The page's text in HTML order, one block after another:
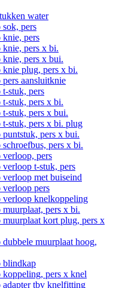
water
sok, pers
knie, pers
knie, pers x bi.
knie, pers x bui.
knie plug, pers x bi.
pers aansluitknie
t-stuk, pers
t-stuk, pers x bi.
t-stuk, pers x bui.
t-stuk, pers x bi. plug
puntstuk, pers x bui.
schroefbus, pers x bi.
verloop, pers
verloop t-stuk, pers
verloop met buiseind
verloop pers
verloop knelkoppeling
muurplaat, pers x bi.
muurplaat kort plug, pers x
dubbele muurplaat hoog,
blindkap
koppeling, pers x knel
adapter tbv knelfitting